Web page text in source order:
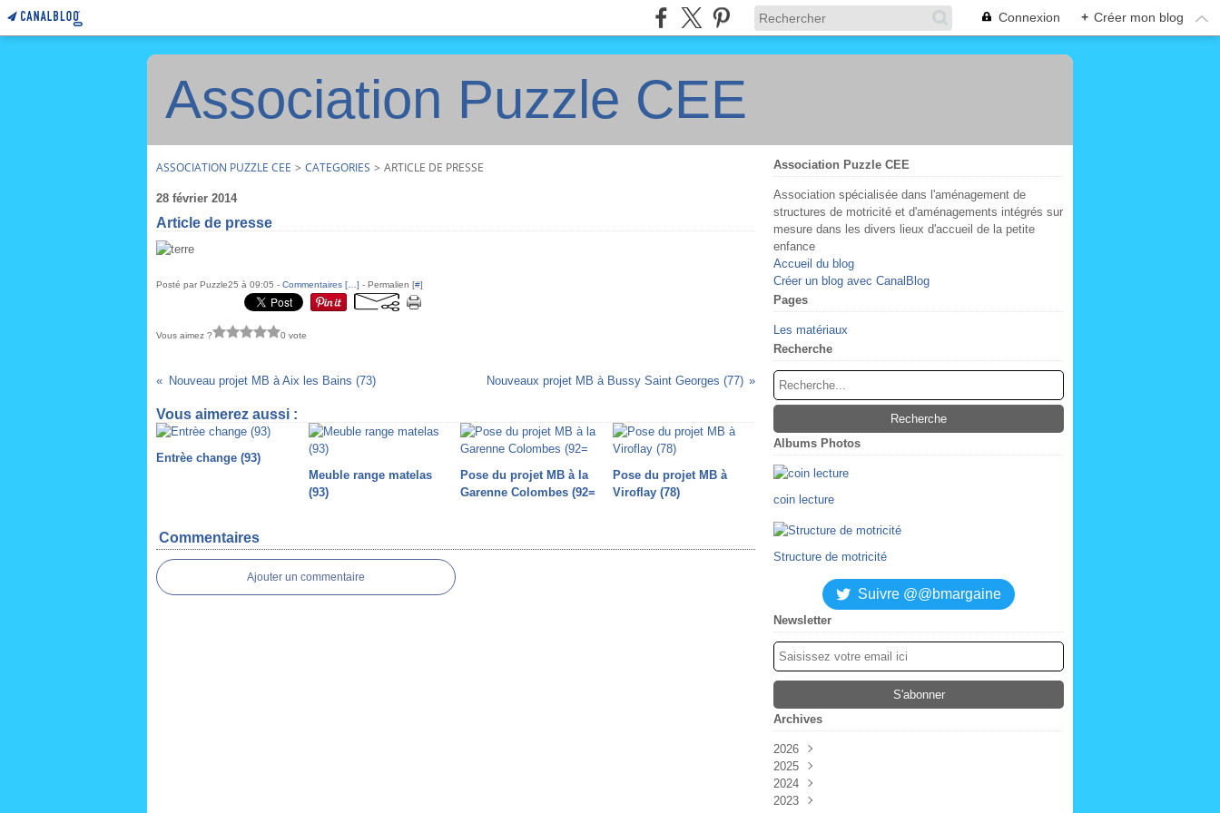
Connexion + Créer mon blog
Association Puzzle CEE
ASSOCIATION PUZZLE CEE > CATEGORIES > ARTICLE DE PRESSE
28 février 2014
Article de presse
Posté par Puzzle25 à 09:05 - Commentaires [ ] - Permalien [#]
Vous aimez ? 0 vote
Nouveau projet MB à Aix les Bains (73) Nouveaux projet MB à Bussy Saint Georges (77)
Vous aimerez aussi :
Entrèe change (93)
Meuble range matelas
(93)
Pose du projet MB à la
Garenne Colombes (92=
Pose du projet MB à
Viroflay (78)
Commentaires
Ajouter un commentaire
Association Puzzle CEE
Association spécialisée dans l'aménagement de
structures de motricité et d'aménagements intégrés sur
mesure dans les divers lieux d'accueil de la petite
enfance
Accueil du blog
Créer un blog avec CanalBlog
Pages
Les matériaux
Recherche
Albums Photos
coin lecture
Structure de motricité
Suivre @@bmargaine
Newsletter
Archives
2026
Février
2025
Octobre
Septembre
2024
Décembre
2023